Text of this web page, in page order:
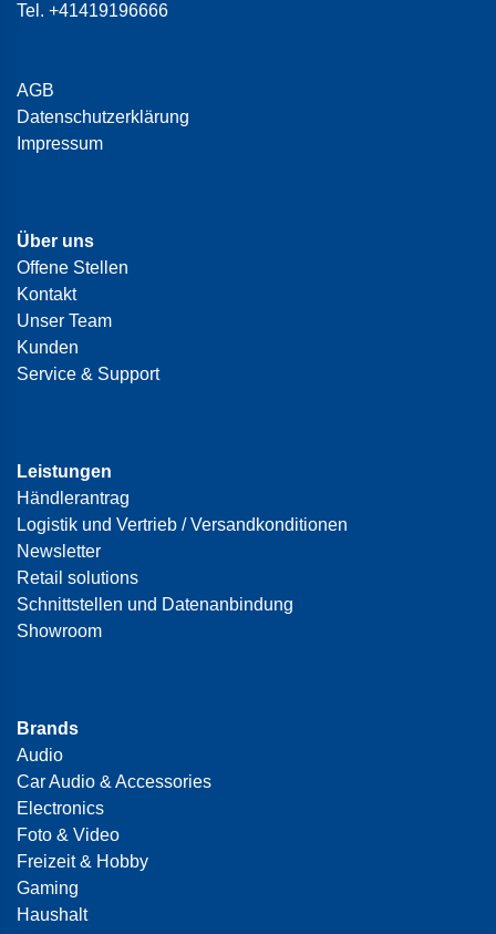
Tel. +41419196666
AGB
Datenschutzerklärung
Impressum
Über uns
Offene Stellen
Kontakt
Unser Team
Kunden
Service & Support
Leistungen
Händlerantrag
Logistik und Vertrieb / Versandkonditionen
Newsletter
Retail solutions
Schnittstellen und Datenanbindung
Showroom
Brands
Audio
Car Audio & Accessories
Electronics
Foto & Video
Freizeit & Hobby
Gaming
Haushalt